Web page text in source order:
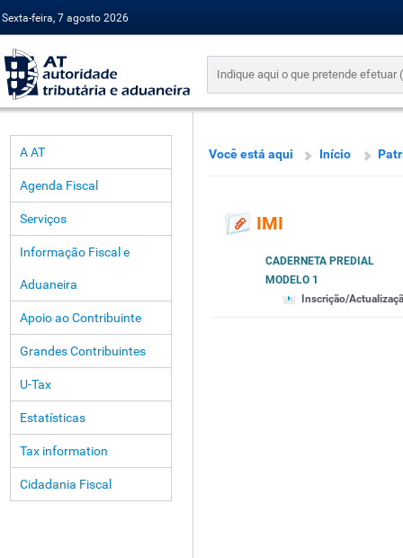
Sexta-feira, 7 agosto 2026
A AT
Agenda Fiscal
Serviços
Informação Fiscal e
Aduaneira
Apoio ao Contribuinte
Grandes Contribuintes
U-Tax
Estatísticas
Tax information
Cidadania Fiscal
Você está aqui Início
IMI
CADERNETA PREDIAL
MODELO 1
Inscrição/